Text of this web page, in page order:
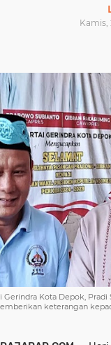
Kamis,
Gerindra Kota Depok,
keterangan